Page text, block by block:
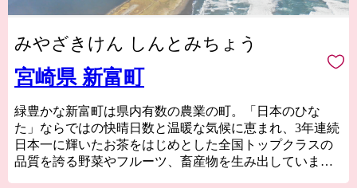
みやざきけん しんとみちょう
宮崎県 新富町
緑豊かな新富町は県内有数の農業の町。「日本のひな
た」ならではの快晴日数と温暖な気候に恵まれ、3年連続
日本一に輝いたお茶をはじめとした全国トップクラスの
品質を誇る野菜やフルーツ、畜産物を生み出していま